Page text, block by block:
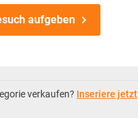
aufgeben
verkaufen? Inseriere jetzt